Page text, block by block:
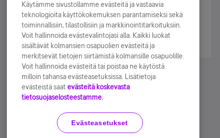
sähköpostiisi.
Tilaa nyt
Käyttöehdot Accessibility statement
Käytämme sivustollamme evästeitä ja vastaavia
teknologioita käyttökokemuksen parantamiseksi sekä
toiminnallisiin, tilastollisiin ja markkinointitarkoituksiin.
Voit hallinnoida evästevalintojasi alla. Kaikki luokat
sisältävät kolmansien osapuolien evästeitä ja
merkitsevät tietojen siirtämistä kolmansille osapuolille.
Voit hallinnoida evästeitä tai poistaa ne käytöstä
milloin tahansa evästeasetuksissa. Lisätietoja
evästeistä saat evästeitä koskevasta
tietosuojaselosteestamme.
Evästeasetukset